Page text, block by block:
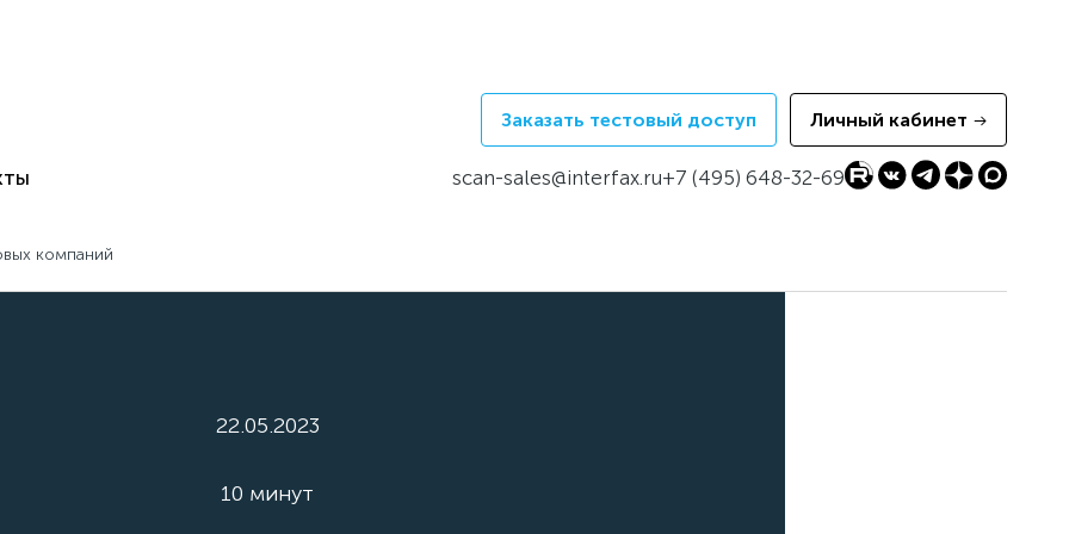
Заказать тестовый доступ Личный кабинет
scan-sales@interfax.ru+7 (495) 648-32-69
компаний
22.05.2023
10 минут